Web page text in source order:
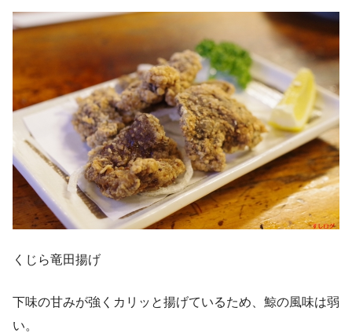
くじら竜田揚げ
下味の甘みが強くカリッと揚げているため、鯨の風味は弱
い。